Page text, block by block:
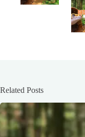
Related Posts